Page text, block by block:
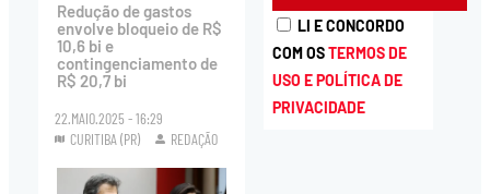
Redução de gastos
envolve bloqueio de R$
10,6 bi e
contingenciamento de
R$ 20,7 bi
22.MAIO.2025 - 16:29
CURITIBA (PR)
REDAÇÃO
LI E CONCORDO
COM OSTERMOS DE
USO E POLÍTICA DE
PRIVACIDADE